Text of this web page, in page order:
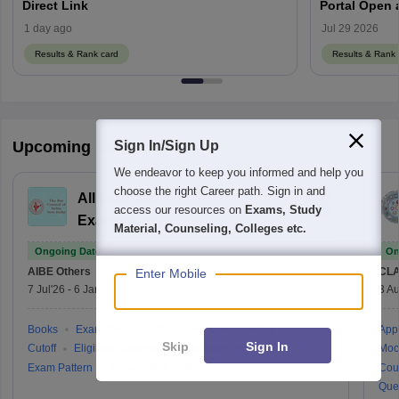
Direct Link
1 day ago
Results & Rank card
Jul 29 2026
Results & Rank
Upcoming Law Exams
All India Bar
Examination
Ongoing Dates
AIBE Others
7 Jul'26 - 6 Jan'27
Books Exam Centre Question Paper
Mock Test
Cutoff
Eligibility Criteria
Application Process
Exam Pattern
Result Admit Card
3
Sign In/Sign Up
We endeavor to keep you informed and help you
choose the right Career path. Sign in and
access our resources on Exams, Study
Material, Counseling, Colleges etc.
Enter Mobile
Skip Sign In